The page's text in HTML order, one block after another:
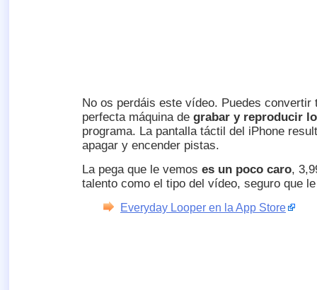
No os perdáis este vídeo. Puedes convertir
perfecta máquina de grabar y reproducir
programa. La pantalla táctil del iPhone
apagar y encender pistas.
La pega que le vemos es un poco caro,
talento como el tipo del vídeo, seguro que
Everyday Looper en la App Store